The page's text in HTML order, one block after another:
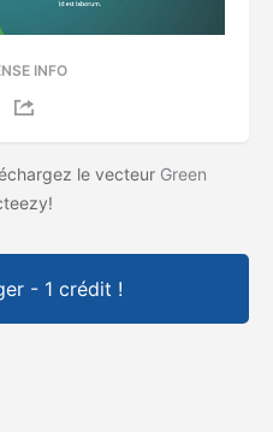
INFO
le vecteur Green
- 1 crédit !